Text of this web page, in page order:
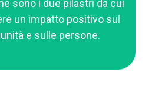
sono i due pilastri da cui
un impatto positivo sul
e sulle persone.